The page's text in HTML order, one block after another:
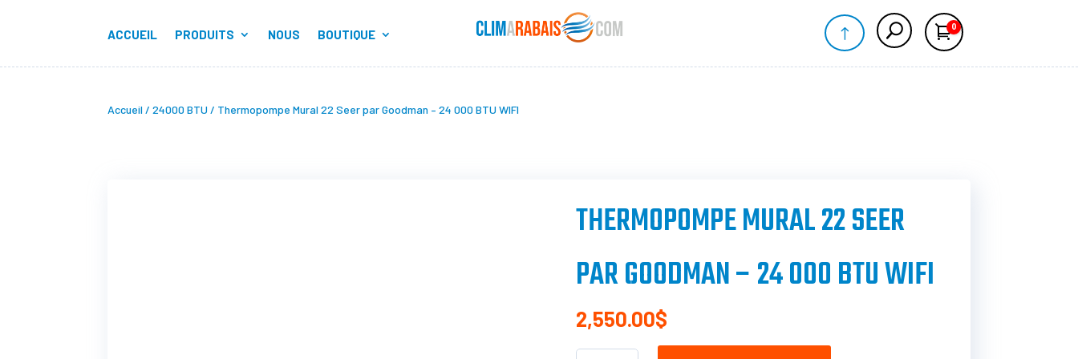
ACCUEIL PRODUITS NOUS BOUTIQUE ! Panier
0
Accueil/24000 BTU / Thermopompe Mural 22 Seer par Goodman – 24 000 BTU WIFI
THERMOPOMPE MURAL 22 SEER
PAR GOODMAN – 24 000 BTU WIFI
2,550.00$